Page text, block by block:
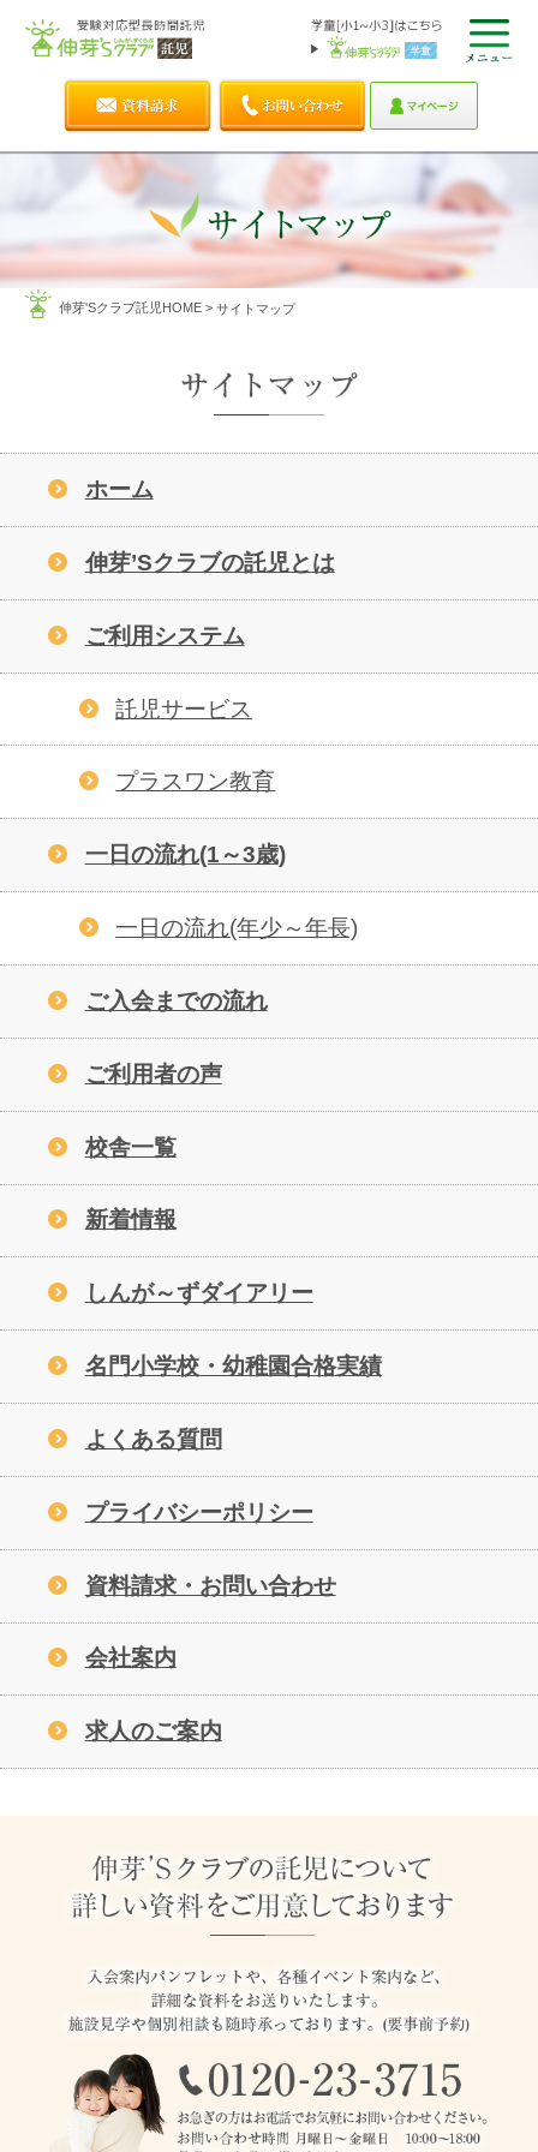
伸芽'Sクラブ託児HOME> サイトマップ
ホーム
伸芽’Sクラブの託児とは
ご利用システム
託児サービス
プラスワン教育
一日の流れ(1～3歳)
一日の流れ(年少～年長)
ご入会までの流れ
ご利用者の声
校舎一覧
新着情報
しんが～ずダイアリー
名門小学校・幼稚園合格実績
よくある質問
プライバシーポリシー
資料請求・お問い合わせ
会社案内
求人のご案内